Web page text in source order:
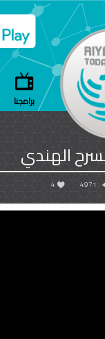
برامجنا
الهندي
4971
4